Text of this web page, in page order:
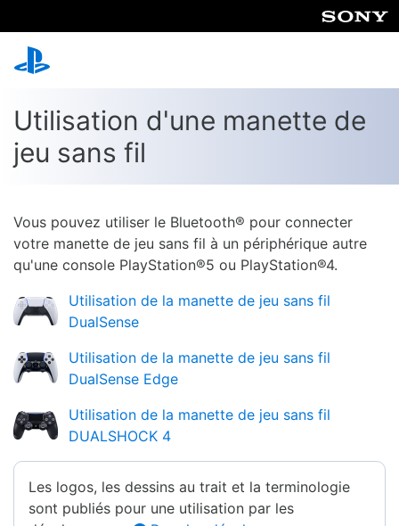
Utilisation d'une manette de
jeu sans fil
Vous pouvez utiliser le Bluetooth® pour connecter
votre manette de jeu sans fil à un périphérique autre
qu'une console PlayStation®5 ou PlayStation®4.
Utilisation de la manette de jeu sans fil
DualSense
Utilisation de la manette de jeu sans fil
DualSense Edge
Utilisation de la manette de jeu sans fil
DUALSHOCK 4
Les logos, les dessins au trait et la terminologie
sont publiés pour une utilisation par les